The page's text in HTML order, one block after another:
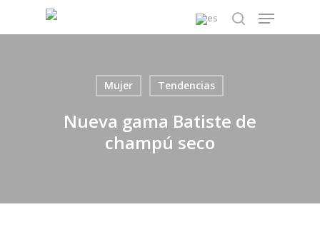
search
Menu
Mujer Tendencias
Nueva gama Batiste de
champú seco